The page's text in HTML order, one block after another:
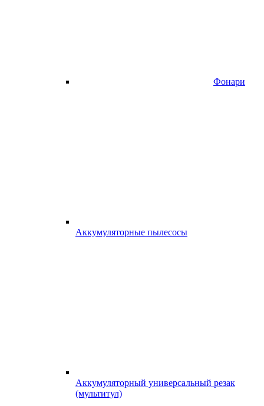
Фонари
Аккумуляторные пылесосы
Аккумуляторный универсальный резак
(мультитул)